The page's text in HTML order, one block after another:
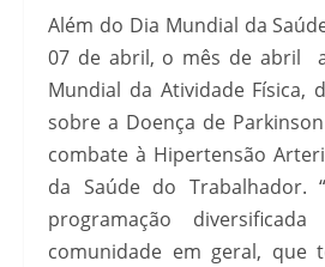
Além do Dia Mundial da
07 de abril, o mês de abril
Mundial da Atividade Física,
sobre a Doença de
combate à Hipertensão
da Saúde do Trabalhador.
programação
comunidade em geral, que